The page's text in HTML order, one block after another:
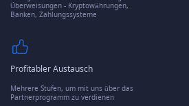
Überweisungen - Kryptowährungen,
Banken, Zahlungssysteme
Profitabler Austausch
Mehrere Stufen, um mit uns über das
Partnerprogramm zu verdienen